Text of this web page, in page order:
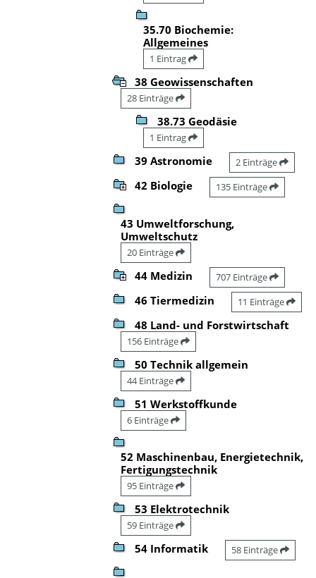
35.70 Biochemie:
Allgemeines
1 Eintrag
38 Geowissenschaften
28 Einträge
38.73 Geodäsie
1 Eintrag
39 Astronomie 2 Einträge
42 Biologie 135 Einträge
43 Umweltforschung,
Umweltschutz
20 Einträge
44 Medizin 707 Einträge
46 Tiermedizin 11 Einträge
48 Land- und Forstwirtschaft
156 Einträge
50 Technik allgemein
44 Einträge
51 Werkstoffkunde
6 Einträge
52 Maschinenbau, Energietechnik,
Fertigungstechnik
95 Einträge
53 Elektrotechnik
59 Einträge
54 Informatik 58 Einträge